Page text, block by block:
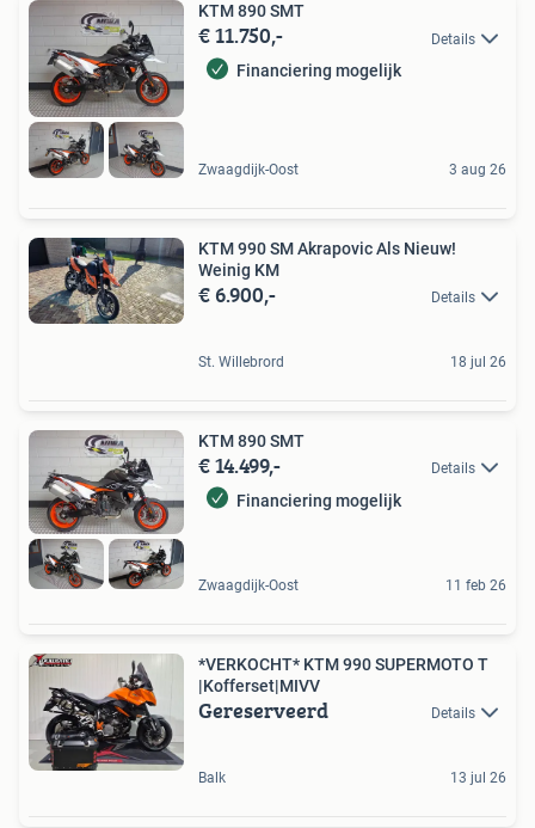
KTM 890 SMT
€ 11.750,- Details
Financiering mogelijk
Zwaagdijk-Oost 3 aug 26
KTM 990 SM Akrapovic Als Nieuw!
Weinig KM
€ 6.900,- Details
St. Willebrord 18 jul 26
KTM 890 SMT
€ 14.499,- Details
Financiering mogelijk
Zwaagdijk-Oost 11 feb 26
*VERKOCHT* KTM 990 SUPERMOTO T
|Kofferset|MIVV
Gereserveerd Details
Balk 13 jul 26